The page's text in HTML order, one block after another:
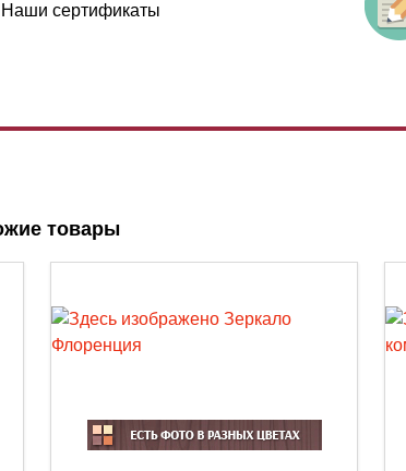
Наши сертификаты
товары